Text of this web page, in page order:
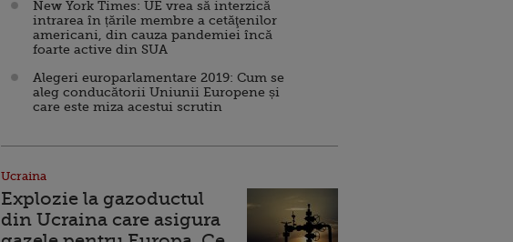
New York Times: UE vrea să interzică
intrarea în țările membre a cetăţenilor
americani, din cauza pandemiei încă
foarte active din SUA
Alegeri europarlamentare 2019: Cum se
aleg conducătorii Uniunii Europene și
care este miza acestui scrutin
Ucraina
Explozie la gazoductul
din Ucraina care asigura